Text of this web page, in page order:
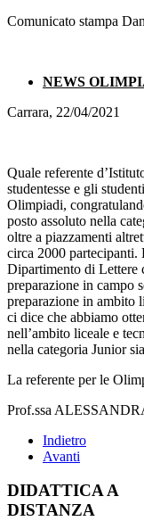
Comunicato stampa
NEWS
Carrara, 22/04/2021
Quale referente
studentesse e gli
Olimpiadi,
posto assoluto nella
oltre a piazzamenti
circa 2000 partecipanti.
Dipartimento di Lettere
preparazione in campo
preparazione in ambito
ci dice che abbiamo
nell’ambito liceale e
nella categoria Junior
La referente per le
Prof.ssa
Indietro
Avanti
DIDATTICA A
DISTANZA